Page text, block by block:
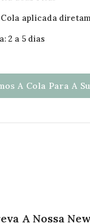
aplicada
2 a 5 dias
A Cola Para A
A Nossa